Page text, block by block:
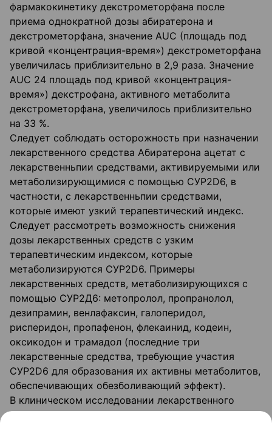
фармакокинетику декстрометорфана после
приема однократной дозы абиратерона и
декстрометорфана, значение AUC (площадь под
кривой «концентрация-время») декстрометорфана
увеличилась приблизительно в 2,9 раза. Значение
AUC 24 площадь под кривой «концентрация-
время») декстрофана, активного метаболита
декстрометорфана, увеличилось приблизительно
на 33 %.
Следует соблюдать осторожность при назначении
лекарственного средства Абиратерона ацетат с
лекарственньпии средствами, активируемыми или
метаболизирующимися с помощью CУP2D6, в
частности, с лекарственньпии средствами,
которые имеют узкий терапевтический индекс.
Следует рассмотреть возможность снижения
дозы лекарственных средств с узким
терапевтическим индексом, которые
метаболизируются CУP2D6. Примеры
лекарственных средств, метаболизирующихся с
помощью СУР2Д6: метопролол, пропранолол,
дезипрамин, венлафаксин, галоперидол,
рисперидон, пропафенон, флекаинид, кодеин,
оксикодон и трамадол (последние три
лекарственные средства, требующие участия
CУP2D6 для образования их активны метаболитов,
обеспечивающих обезболивающий эффект).
В клиническом исследовании лекарственного
взаимодействия у здоровых субъектов, АUС